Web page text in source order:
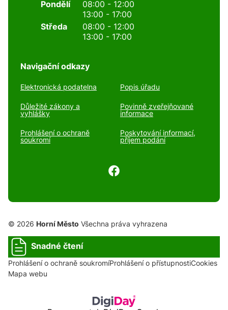
Pondělí
08:00 - 12:00
13:00 - 17:00
Středa
08:00 - 12:00
13:00 - 17:00
Navigační odkazy
Elektronická podatelna Popis úřadu
Důležité zákony a
vyhlášky
Povinně zveřejňované
informace
Prohlášení o ochraně
soukromí
Poskytování informací,
příjem podání
© 2026 Horní Město Všechna práva vyhrazena
Snadné čtení
Prohlášení o ochraně soukromíProhlášení o přístupnostiCookies
Mapa webu